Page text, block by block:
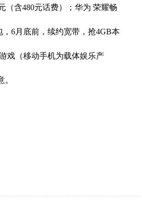
（含480元话费）；华为 荣耀畅
6月底前，续约宽带，抢4GB本
戏（移动手机为载体娱乐产